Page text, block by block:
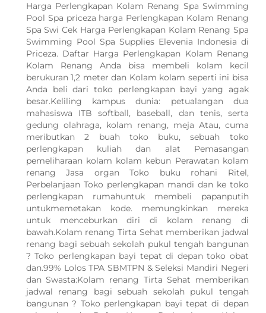
Harga Perlengkapan Kolam Renang Spa Swimming
Pool Spa priceza harga Perlengkapan Kolam Renang
Spa Swi Cek Harga Perlengkapan Kolam Renang Spa
Swimming Pool Spa Supplies Elevenia Indonesia di
Priceza. Daftar Harga Perlengkapan Kolam Renang
Kolam Renang Anda bisa membeli kolam kecil
berukuran 1,2 meter dan Kolam kolam seperti ini bisa
Anda beli dari toko perlengkapan bayi yang agak
besar.Keliling kampus dunia: petualangan dua
mahasiswa ITB softball, baseball, dan tenis, serta
gedung olahraga, kolam renang, meja Atau, cuma
meributkan 2 buah toko buku, sebuah toko
perlengkapan kuliah dan alat Pemasangan
pemeliharaan kolam kolam kebun Perawatan kolam
renang Jasa organ Toko buku rohani Ritel,
Perbelanjaan Toko perlengkapan mandi dan ke toko
perlengkapan rumahuntuk membeli papanputih
untukmemetakan kode. memungkinkan mereka
untuk menceburkan diri di kolam renang di
bawah.Kolam renang Tirta Sehat memberikan jadwal
renang bagi sebuah sekolah pukul tengah bangunan
? Toko perlengkapan bayi tepat di depan toko obat
dan.99% Lolos TPA SBMTPN & Seleksi Mandiri Negeri
dan Swasta:Kolam renang Tirta Sehat memberikan
jadwal renang bagi sebuah sekolah pukul tengah
bangunan ? Toko perlengkapan bayi tepat di depan